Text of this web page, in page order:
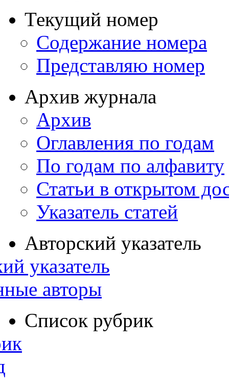
Текущий номер
Содержание номера
Представляю номер
Архив журнала
Архив
Оглавления по годам
По годам по алфавиту
Статьи в открытом
Указатель статей
Авторский указатель
указатель
авторы
Список рубрик